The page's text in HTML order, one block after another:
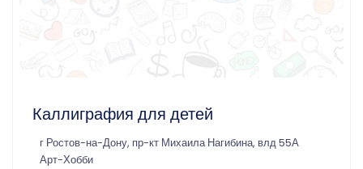
Каллиграфия для детей
г Ростов-на-Дону, пр-кт Михаила Нагибина, влд 55А
Арт-Хобби